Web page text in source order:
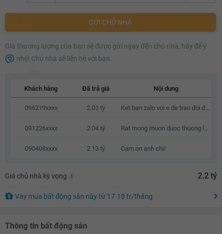
2.1 tỷ
2.16 tỷ
2.22 tỷ
GỬI CHỦ NHÀ
Giá thương lượng của bạn sẽ được gửi ngay đến chủ nhà, hãy để ý
nhé! Chủ nhà sẽ liên hệ với bạn.
Khách hàng Đã trả giá Nội dung
096219xxxx 2.03 tỷ
091226xxxx 2.04 tỷ
090408xxxx 2.13 tỷ Cam on anh chi!
Giá chủ nhà kỳ vọng 2.2 tỷ
Vay mua bất động sản nàytừ 17.18 tr/tháng
Thông tin bất động sản